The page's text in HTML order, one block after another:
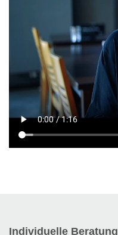
Individuelle Beratung